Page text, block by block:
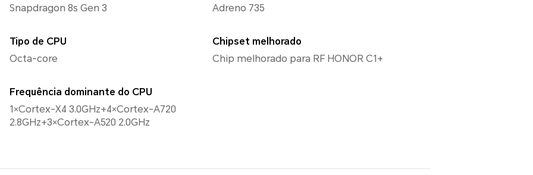
Snapdragon 8s Gen 3
Tipo de CPU
Octa-core
Frequência dominante do CPU
1×Cortex-X4 3.0GHz+4×Cortex-A720
2.8GHz+3×Cortex-A520 2.0GHz
Adreno 735
Chipset melhorado
Chip melhorado para RF HONOR C1+